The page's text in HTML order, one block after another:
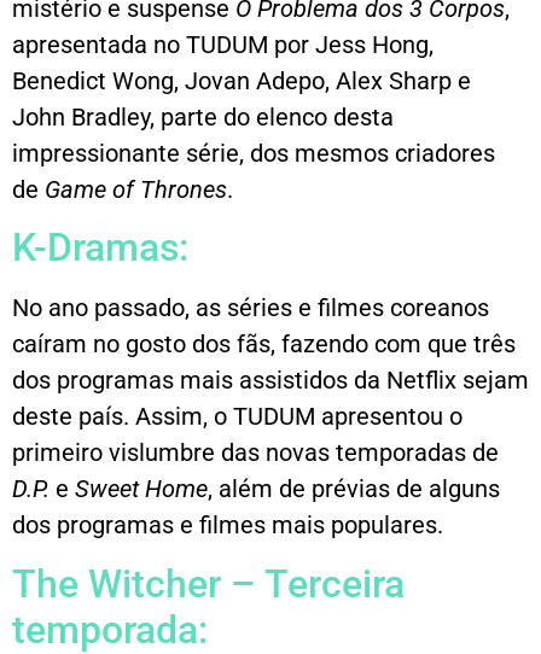
mistério e suspense O Problema dos 3 Corpos,
apresentada no TUDUM por Jess Hong,
Benedict Wong, Jovan Adepo, Alex Sharp e
John Bradley, parte do elenco desta
impressionante série, dos mesmos criadores
de Game of Thrones.
K-Dramas:
No ano passado, as séries e filmes coreanos
caíram no gosto dos fãs, fazendo com que três
dos programas mais assistidos da Netflix sejam
deste país. Assim, o TUDUM apresentou o
primeiro vislumbre das novas temporadas de
D.P. e Sweet Home, além de prévias de alguns
dos programas e filmes mais populares.
The Witcher – Terceira
temporada: